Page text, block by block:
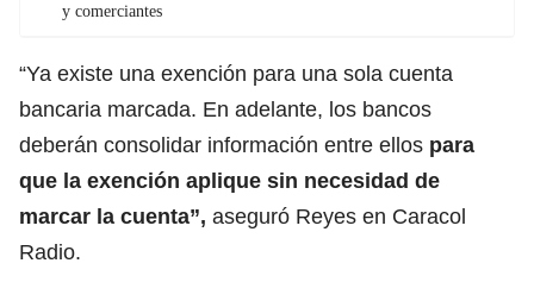
y comerciantes
“Ya existe una exención para una sola cuenta
bancaria marcada. En adelante, los bancos
deberán consolidar información entre ellos para
que la exención aplique sin necesidad de
marcar la cuenta”, aseguró Reyes en Caracol
Radio.